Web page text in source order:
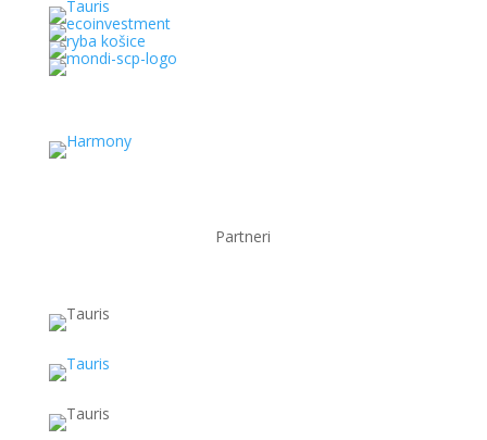
Partneri